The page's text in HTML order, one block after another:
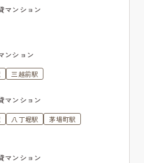
マンション
ンション
三越前駅
マンション
八丁堀駅
茅場町駅
マンション